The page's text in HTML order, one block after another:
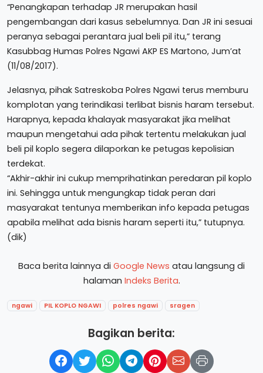
“Penangkapan terhadap JR merupakan hasil
pengembangan dari kasus sebelumnya. Dan JR ini sesuai
peranya sebagai perantara jual beli pil itu,” terang
Kasubbag Humas Polres Ngawi AKP ES Martono, Jum’at
(11/08/2017).
Jelasnya, pihak Satreskoba Polres Ngawi terus memburu
komplotan yang terindikasi terlibat bisnis haram tersebut.
Harapnya, kepada khalayak masyarakat jika melihat
maupun mengetahui ada pihak tertentu melakukan jual
beli pil koplo segera dilaporkan ke petugas kepolisian
terdekat.
“Akhir-akhir ini cukup memprihatinkan peredaran pil koplo
ini. Sehingga untuk mengungkap tidak peran dari
masyarakat tentunya memberikan info kepada petugas
apabila melihat ada bisnis haram seperti itu,” tutupnya.
(dik)
Baca berita lainnya di Google News atau langsung di
halaman Indeks Berita.
ngawi PIL KOPLO NGAWI polres ngawi sragen
Bagikan berita: